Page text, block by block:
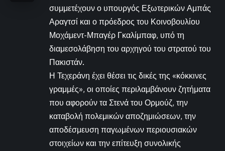
συμμετέχουν ο υπουργός Εξωτερικών Αμπάς
Αραγτσί και ο πρόεδρος του Κοινοβουλίου
Μοχάμεντ-Μπαγέρ Γκαλίμπαφ, υπό τη
διαμεσολάβηση του αρχηγού του στρατού του
Πακιστάν.
Η Τεχεράνη έχει θέσει τις δικές της «κόκκινες
γραμμές», οι οποίες περιλαμβάνουν ζητήματα
που αφορούν τα Στενά του Ορμούζ, την
καταβολή πολεμικών αποζημιώσεων, την
αποδέσμευση παγωμένων περιουσιακών
στοιχείων και την επίτευξη συνολικής